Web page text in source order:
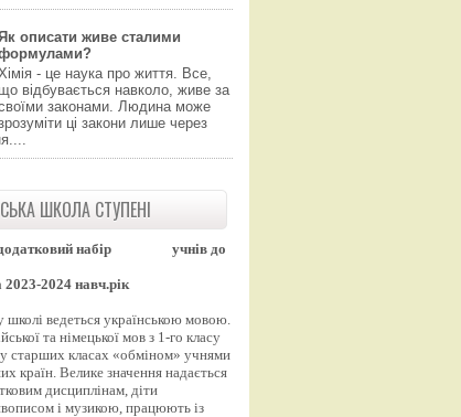
описати живе сталими
- це наука про життя. Все,
що відбувається навколо, живе за
законами. Людина може
ці закони лише через
ШКОЛА СТУПЕНІ
набір
учнів до
2023-2024 навч.рік
школі ведеться українською мовою.
та німецької мов з 1-го класу
старших класах «обміном» учнями
країн. Велике значення надається
дисциплінам, діти
і музикою, працюють із